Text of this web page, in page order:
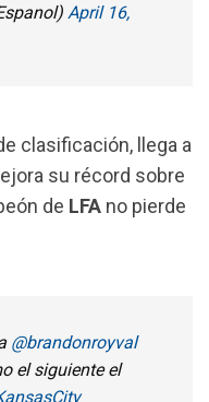
April 16,
clasificación, llega a
su récord sobre
de LFA no pierde
@brandonroyval
el siguiente el